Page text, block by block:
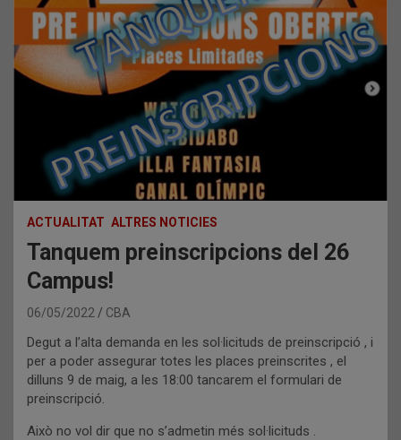
ACTUALITAT ALTRES NOTICIES
Tanquem preinscripcions del 26
Campus!
06/05/2022 CBA
Degut a l’alta demanda en les sol·licituds de preinscripció , i
per a poder assegurar totes les places preinscrites , el
dilluns 9 de maig, a les 18:00 tancarem el formulari de
preinscripció.
Això no vol dir que no s’admetin més sol·licituds .